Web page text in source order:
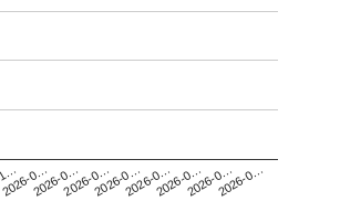
2026-0…2026-0…2026-0…2026-0…2026-0…2026-0…2026-0…2026-0…